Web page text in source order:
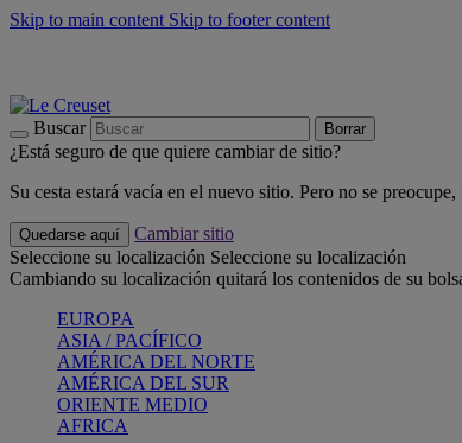
Skip to main content Skip to footer content
Buscar Borrar
¿Está seguro de que quiere cambiar de sitio?
Su cesta estará vacía en el nuevo sitio. Pero no se
Quedarse aquí
Cambiar sitio
Seleccione su localización Seleccione su localización
Cambiando su localización quitará los contenidos de su
EUROPA
ASIA / PACÍFICO
AMÉRICA DEL NORTE
AMÉRICA DEL SUR
ORIENTE MEDIO
AFRICA